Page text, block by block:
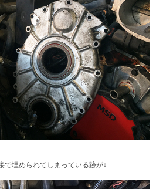
で埋められてしまっている跡が↓